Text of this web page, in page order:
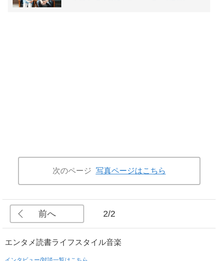
次のページ 写真ページはこちら
前へ 2/2
エンタメ読書ライフスタイル音楽